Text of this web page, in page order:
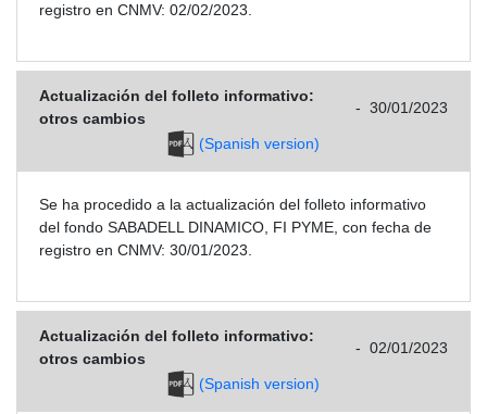
registro en CNMV: 02/02/2023.
Actualización del folleto informativo:
otros cambios
- 30/01/2023
(Spanish version)
Se ha procedido a la actualización del folleto informativo
del fondo SABADELL DINAMICO, FI PYME, con fecha de
registro en CNMV: 30/01/2023.
Actualización del folleto informativo:
otros cambios
- 02/01/2023
(Spanish version)